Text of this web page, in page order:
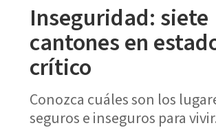
Inseguridad: siete
cantones en
crítico
Conozca cuáles son los
seguros e inseguros para